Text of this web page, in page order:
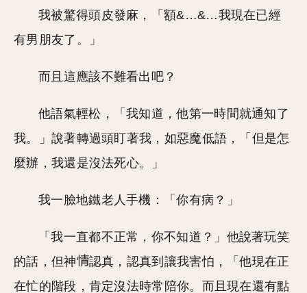
我被驚得頭皮發麻，「額&…&…我現在已經
有男朋友了。」
而且這應該不難看出吧？
他語氣輕松，「我知道，他第一時間就通知了
我。」說著轉過頭盯著我，如惡魔低語，「但是怎
麼辦，我還是沒法死心。」
我一臉地鐵老人手機：「你有病？」
「我一直都不正常，你不知道？」他說著玩笑
的話，但神
認真，認真到讓我害怕，「他現在正
在忙的階段，肯定沒法時常陪你。而且現在還有點